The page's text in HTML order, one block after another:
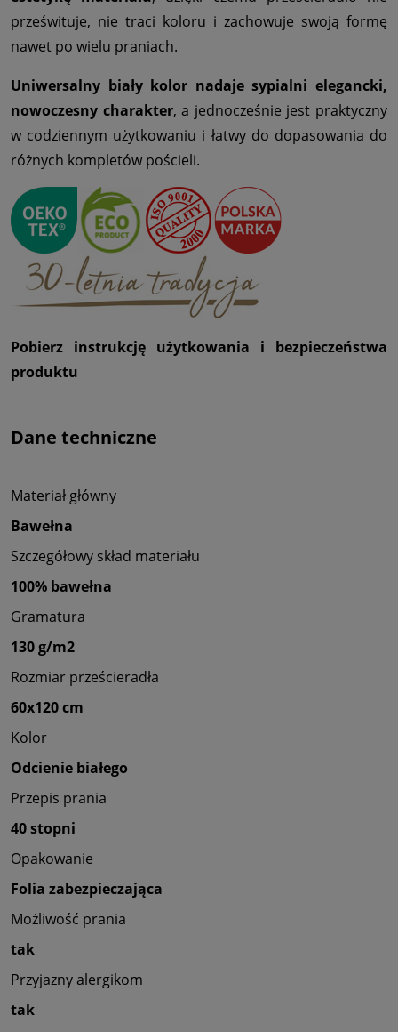
prześwituje, nie traci koloru i zachowuje swoją formę
nawet po wielu praniach.
Uniwersalny biały kolor nadaje sypialni elegancki,
nowoczesny charakter, a jednocześnie jest praktyczny
w codziennym użytkowaniu i łatwy do dopasowania do
różnych kompletów pościeli.
Pobierz instrukcję użytkowania i bezpieczeństwa
produktu
Dane techniczne
Materiał główny
Bawełna
Szczegółowy skład materiału
100% bawełna
Gramatura
130 g/m2
Rozmiar prześcieradła
60x120 cm
Kolor
Odcienie białego
Przepis prania
40 stopni
Opakowanie
Folia zabezpieczająca
Możliwość prania
tak
Przyjazny alergikom
tak